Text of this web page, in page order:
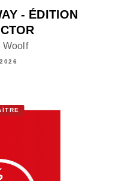
- ÉDITION
Woolf